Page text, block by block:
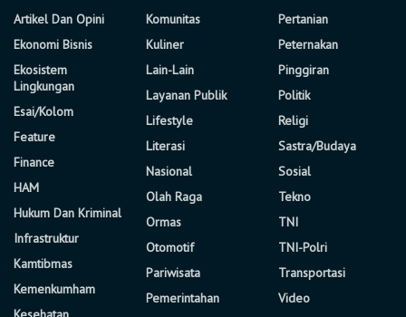
Artikel Dan Opini
Ekonomi Bisnis
Ekosistem
Lingkungan
Esai/Kolom
Feature
Finance
HAM
Hukum Dan Kriminal
Infrastruktur
Kamtibmas
Kemenkumham
Komunitas
Kuliner
Lain-Lain
Layanan Publik
Lifestyle
Literasi
Nasional
Olah Raga
Ormas
Otomotif
Pariwisata
Pemerintahan
Pertanian
Peternakan
Pinggiran
Politik
Religi
Sastra/Budaya
Sosial
Tekno
TNI
TNI-Polri
Transportasi
Video